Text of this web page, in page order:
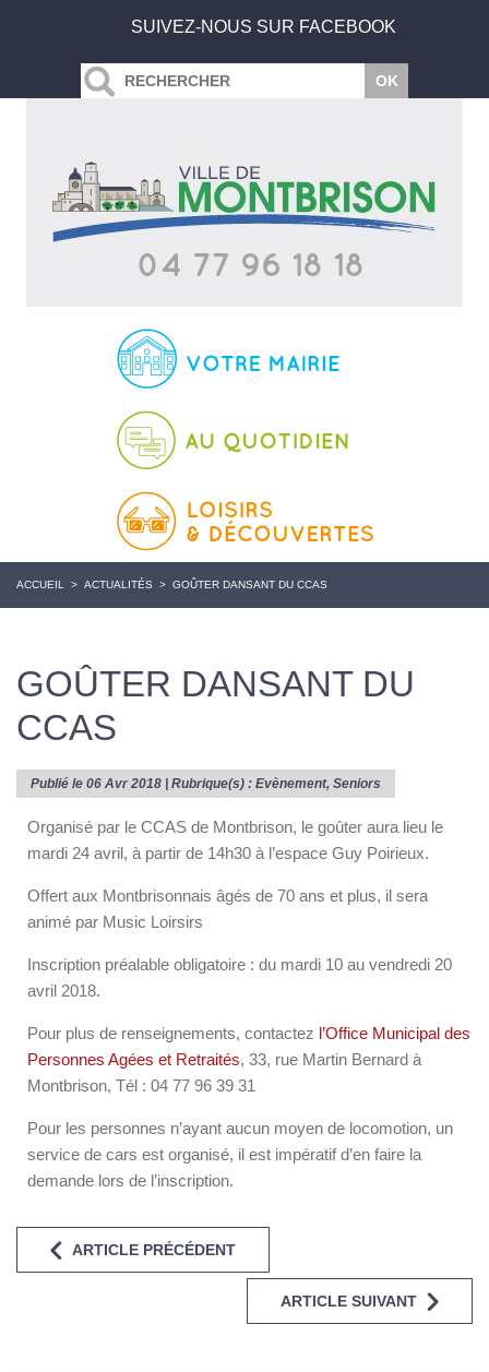
SUIVEZ-NOUS SUR FACEBOOK
ACCUEIL > ACTUALITÉS > GOÛTER DANSANT DU CCAS
GOÛTER DANSANT DU
CCAS
Publié le 06 Avr 2018 | Rubrique(s) : Evènement, Seniors
Organisé par le CCAS de Montbrison, le goûter aura lieu le
mardi 24 avril, à partir de 14h30 à l’espace Guy Poirieux.
Offert aux Montbrisonnais âgés de 70 ans et plus, il sera
animé par Music Loirsirs
Inscription préalable obligatoire : du mardi 10 au vendredi 20
avril 2018.
Pour plus de renseignements, contactez l’Office Municipal des
Personnes Agées et Retraités, 33, rue Martin Bernard à
Montbrison, Tél : 04 77 96 39 31
Pour les personnes n’ayant aucun moyen de locomotion, un
service de cars est organisé, il est impératif d’en faire la
demande lors de l’inscription.
ARTICLE PRÉCÉDENT
ARTICLE SUIVANT